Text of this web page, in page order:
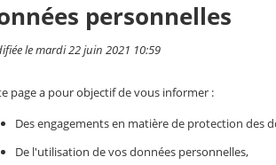
personnelles
le mardi 22 juin 2021 10:59
page a pour objectif de vous informer :
Des engagements en matière de protection des
De l'utilisation de vos données personnelles,